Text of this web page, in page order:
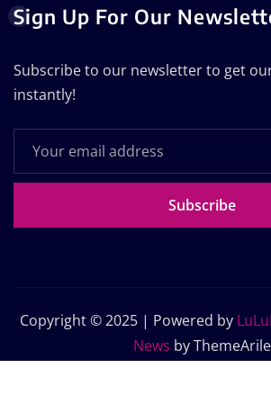
Sign Up For Our
Subscribe to our newsletter to get
instantly!
Subscribe
Copyright © 2025 | Powered by
News by ThemeArile